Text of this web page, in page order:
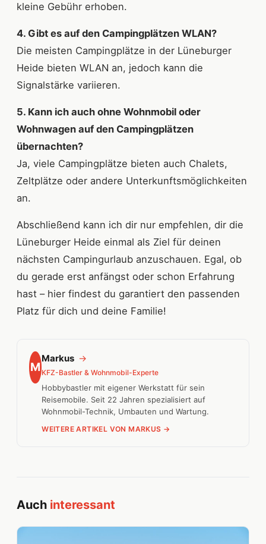
kleine Gebühr erhoben.
4. Gibt es auf den Campingplätzen WLAN?
Die meisten Campingplätze in der Lüneburger
Heide bieten WLAN an, jedoch kann die
Signalstärke variieren.
5. Kann ich auch ohne Wohnmobil oder
Wohnwagen auf den Campingplätzen
übernachten?
Ja, viele Campingplätze bieten auch Chalets,
Zeltplätze oder andere Unterkunftsmöglichkeiten
an.
Abschließend kann ich dir nur empfehlen, dir die
Lüneburger Heide einmal als Ziel für deinen
nächsten Campingurlaub anzuschauen. Egal, ob
du gerade erst anfängst oder schon Erfahrung
hast – hier findest du garantiert den passenden
Platz für dich und deine Familie!
M
Markus →
KFZ-Bastler & Wohnmobil-Experte
Hobbybastler mit eigener Werkstatt für sein
Reisemobile. Seit 22 Jahren spezialisiert auf
Wohnmobil-Technik, Umbauten und Wartung.
WEITERE ARTIKEL VON MARKUS →
Auch interessant